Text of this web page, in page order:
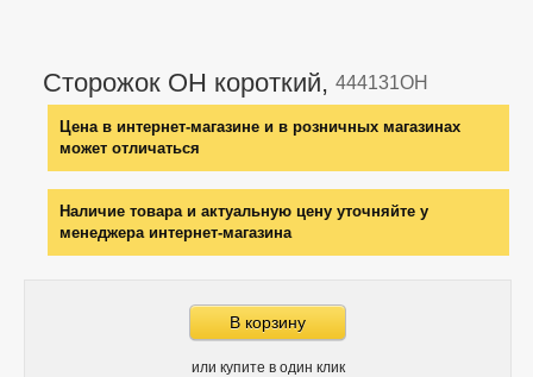
Сторожок ОН короткий, 444131ОН
Цена в интернет-магазине и в розничных магазинах
может отличаться
Наличие товара и актуальную цену уточняйте у
менеджера интернет-магазина
В корзину
или купите в один клик